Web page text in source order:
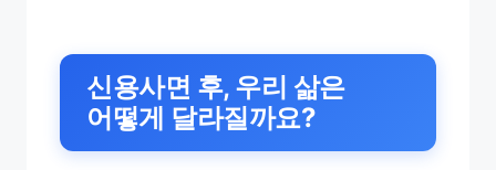
신용사면 후, 우리 삶은
어떻게 달라질까요?